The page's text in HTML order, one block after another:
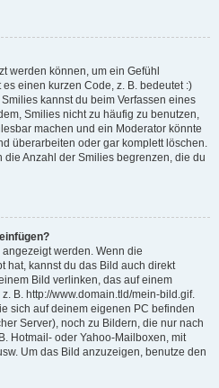
werden können, um ein Gefühl
einen kurzen Code, z. B. bedeutet :)
kannst du beim Verfassen eines
Smilies nicht zu häufig zu benutzen,
machen und ein Moderator könnte
überarbeiten oder gar komplett löschen.
Anzahl der Smilies begrenzen, die du
werden. Wenn die
hat, kannst du das Bild auch direkt
Bild verlinken, das auf einem
B. http://www.domain.tld/mein-bild.gif.
sich auf deinem eigenen PC befinden
Server), noch zu Bildern, die nur nach
Hotmail- oder Yahoo-Mailboxen, mit
Um das Bild anzuzeigen, benutze den